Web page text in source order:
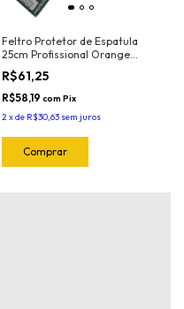
Feltro Protetor de Espatula
25cm Profissional Orange
(5und) 1025.O Joker
R$61,25
R$58,19 com Pix
2xde R$30,63 sem juros